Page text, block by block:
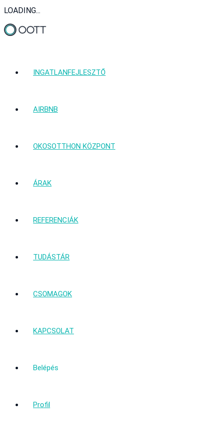
LOADING...
INGATLANFEJLESZTŐ
AIRBNB
OKOSOTTHON KÖZPONT
ÁRAK
REFERENCIÁK
TUDÁSTÁR
CSOMAGOK
KAPCSOLAT
Belépés
Profil